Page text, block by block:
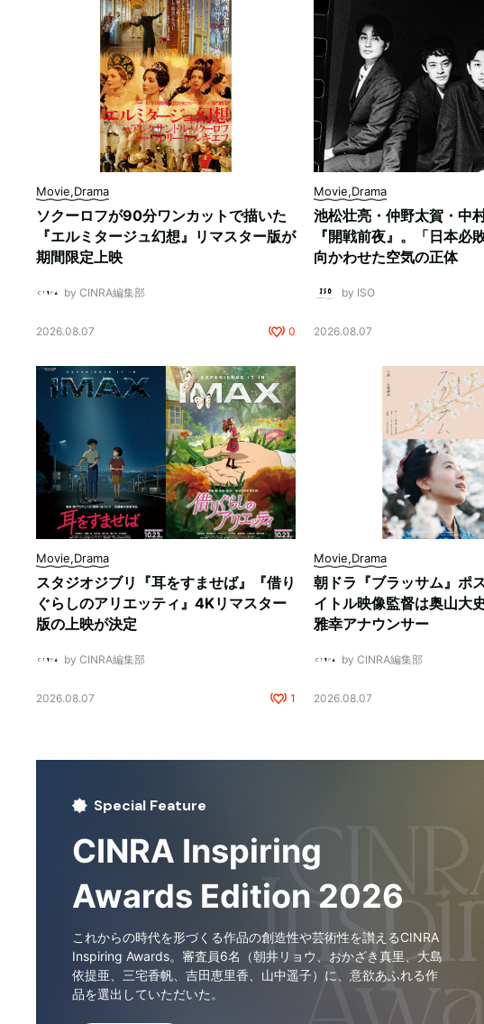
Movie,Drama
ソクーロフが90分ワンカットで描いた
『エルミタージュ幻想』リマスター版が
期間限定上映
by CINRA編集部
2026.08.07 0
Movie,Drama
池松壮亮・仲野太賀・中
『開戦前夜』。「日本必
向かわせた空気の正体
by ISO
2026.08.07
Movie,Drama
スタジオジブリ『耳をすませば』『借り
ぐらしのアリエッティ』4Kリマスター
版の上映が決定
by CINRA編集部
2026.08.07 1
Movie,Drama
朝ドラ『ブラッサム』ポ
イトル映像監督は奥山大
雅幸アナウンサー
by CINRA編集部
2026.08.07
Special Feature
CINRA Inspiring
Awards Edition 2026
これからの時代を形づくる作品の創造性や芸術性を讃えるCINRA
Inspiring Awards。審査員6名（朝井リョウ、おかざき真里、大島
依提亜、三宅香帆、吉田恵里香、山中遥子）に、意欲あふれる作
品を選出していただいた。